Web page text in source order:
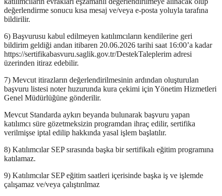
değerlendirme sonucu kısa mesaj ve/veya e-posta yoluyla tarafına
bildirilir.
6) Başvurusu kabul edilmeyen katılımcıların kendilerine geri
bildirim geldiği andan itibaren 20.06.2026 tarihi saat 16:00’a kadar
https://sertifikabasvuru.saglik.gov.tr/DestekTaleplerim adresi
üzerinden itiraz edebilir.
7) Mevcut itirazların değerlendirilmesinin ardından oluşturulan
başvuru listesi noter huzurunda kura çekimi için Yönetim Hizmetleri
Genel Müdürlüğüne gönderilir.
Mevcut Standarda aykırı beyanda bulunarak başvuru yapan
katılımcı süre gözetmeksizin programdan ihraç edilir, sertifika
verilmişse iptal edilip hakkında yasal işlem başlatılır.
8) Katılımcılar SEP sırasında başka bir sertifikalı eğitim programına
katılamaz.
9) Katılımcılar SEP eğitim saatleri içerisinde başka iş ve işlemde
çalışamaz ve/veya çalıştırılmaz